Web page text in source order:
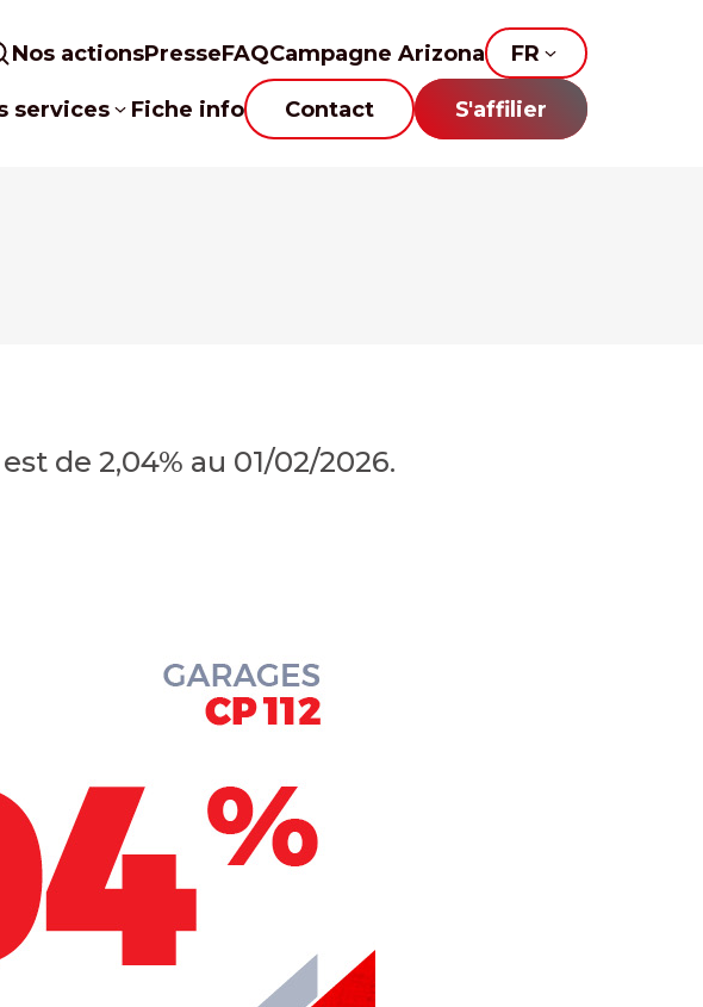
Nos actionsPresseFAQCampagne Arizona FR
services Fiche info Contact S'affilier
de 2,04% au 01/02/2026.